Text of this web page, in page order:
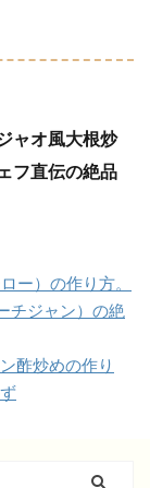
ャオ風大根炒
フ直伝の絶品
ー）の作り方。
チジャン）の絶
酢炒めの作り